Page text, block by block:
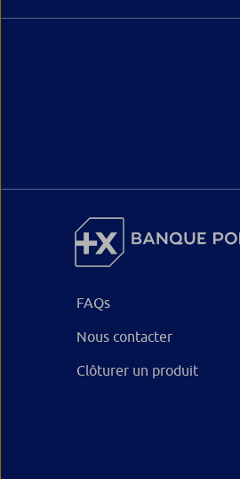
FAQs
Nous contacter
Clôturer un produit